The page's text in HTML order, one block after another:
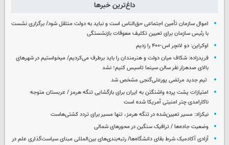
داغ‌ترین خبرها
اموال سازمان تأمین اجتماعی حق‌الناس است و نباید به دولت منتقل شود/ برگزاری نشست
با رئیس سازمان برای تعیین تکلیف معوقات بازنشستگی
اوکراین: دو لانچر اس-۴۰۰ را زدیم
فریدزاده: شکاف میان دولت و هنرمندان را باید برطرف می‌کردیم/ میخواستیم در شهرهای
بالای صدهزار نفر سالن سینما تاسیس کنیم؛ نشد
تیم جدید مرتضی پورعلی‌گنجی مشخص شد
امتیازات پشت پرده واشنگتن به ایران برای بازگشایی تنگه هرمز / عربستان متوجه
ناکارامدی چتر امنیتی آمریکا شده است
نیکزاد: مسیر تعیین‌شده در تنگه هرمز، تنها مسیر برای تردد کشتی‌هاست
وضعیت جاده‌ها / ترافیک سنگین در محورهای شمالی
آزادی آکادمیک شرط بقای دانشگاه‌ها/ رتبه‌بندی‌های بین‌المللی مبنای سیاست‌گذاری علم در